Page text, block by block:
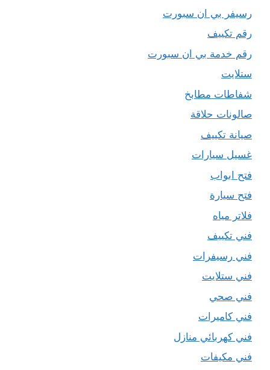
رسيفر بي ان سبورت
رقم تكييف
رقم خدمة بي ان سبورت
ستلايت
شفاطات مطابخ
صالونات حلاقة
صيانة تكييف
غسيل سيارات
فتح ابواب
فتح سيارة
فلاتر مياه
فني تكييف
فني رسيفرات
فني ستلايت
فني صحي
فني كاميرات
فني كهربائي منازل
فني مكيفات